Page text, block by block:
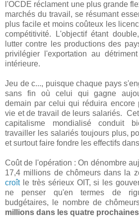
l'OCDE réclament une plus grande
marchés du travail, se résumant
plus facile et moins coûteux les
compétitivité. L'objectif étant
lutter contre les productions des
privilégier l'exportation au
intérieure.
Jeu de c..., puisque chaque pays
sans fin où celui qui gagne
demain par celui qui réduira encore
vie et de travail de leurs salariés.
capitalisme mondialisé conduit
travailler les salariés toujours plus,
et surtout faire fondre les effectifs
Coût de l'opération : On dénombre
17,4 millions de chômeurs dans la
croîtle très sérieux OIT, si les
ne penser qu'en termes de
budgétaires, le nombre de
millions dans les quatre